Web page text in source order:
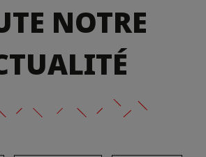
PHOTOS
NOTRE